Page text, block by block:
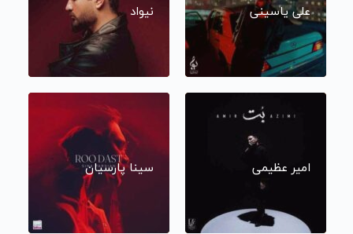
علی یاسینی نیواد
امیر عظیمی سینا پارسیان